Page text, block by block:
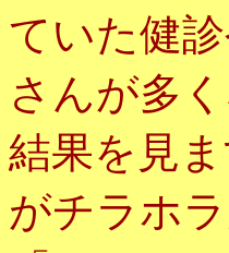
ていた健
さんが多
結果を見
がチラホ